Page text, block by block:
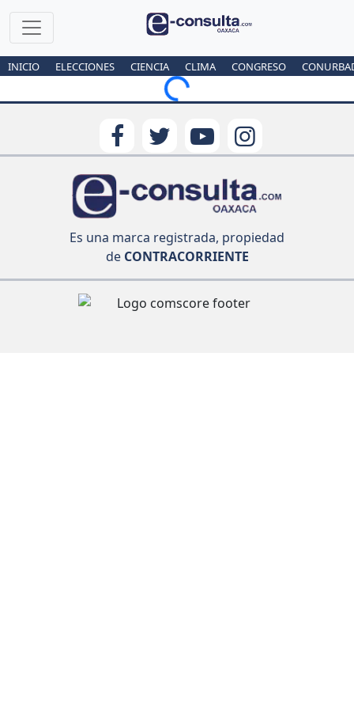
INICIO ELECCIONES CIENCIA CLIMA CONGRESO
Loading...
Es una marca registrada, propiedad
deCONTRACORRIENTE